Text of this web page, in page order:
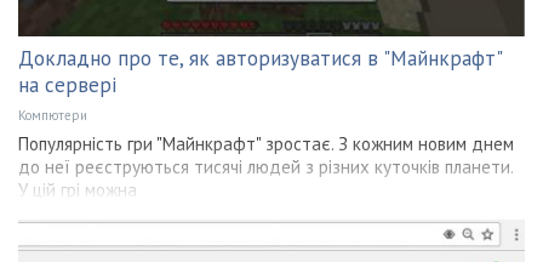
Докладно про те, як авторизуватися в "Майнкрафт"
на сервері
Компютери
Популярність гри "Майнкрафт" зростає. З кожним новим днем
до неї реєструються тисячі людей з різних куточків планети.
У цій грі можна